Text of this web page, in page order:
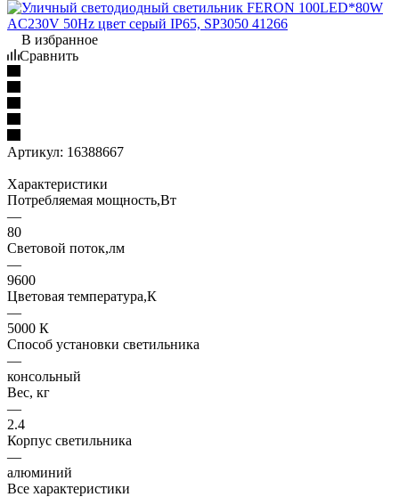
В избранное
Сравнить
Артикул: 16388667
Характеристики
Потребляемая мощность,Вт
—
80
Световой поток,лм
—
9600
Цветовая температура,К
—
5000 К
Способ установки светильника
—
консольный
Вес, кг
—
2.4
Корпус светильника
—
алюминий
Все характеристики